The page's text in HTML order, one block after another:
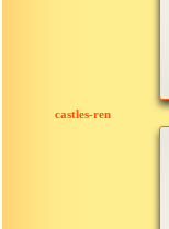
castles-ren